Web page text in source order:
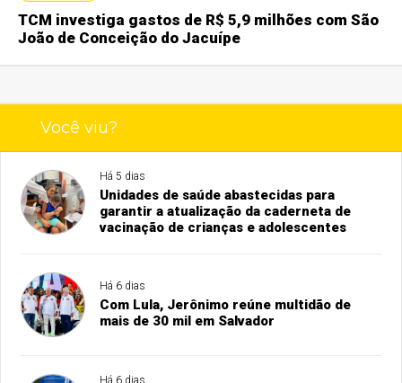
TCM investiga gastos de R$ 5,9 milhões com São
João de Conceição do Jacuípe
Você viu?
Há 5 dias
Unidades de saúde abastecidas para
garantir a atualização da caderneta de
vacinação de crianças e adolescentes
Há 6 dias
Com Lula, Jerônimo reúne multidão de
mais de 30 mil em Salvador